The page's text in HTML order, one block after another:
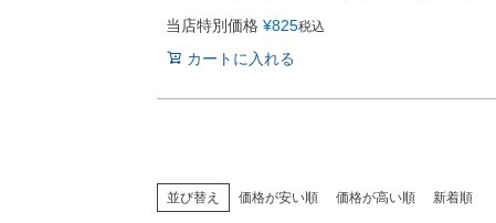
当店特別価格 ¥825税込
カートに入れる
並び替え 価格が安い順 価格が高い順 新着順